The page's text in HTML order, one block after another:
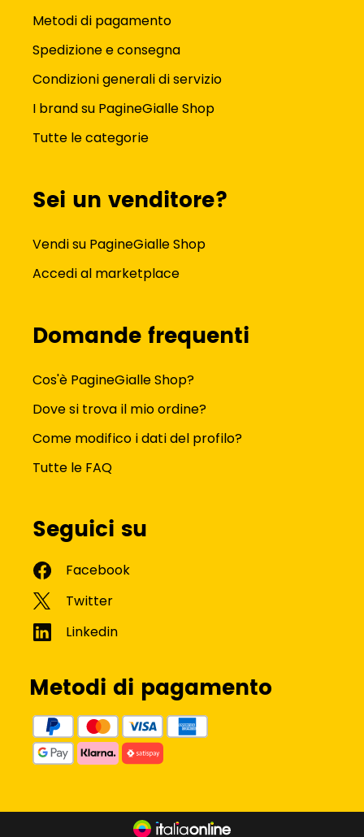
Metodi di pagamento
Spedizione e consegna
Condizioni generali di servizio
I brand su PagineGialle Shop
Tutte le categorie
Sei un venditore?
Vendi su PagineGialle Shop
Accedi al marketplace
Domande frequenti
Cos'è PagineGialle Shop?
Dove si trova il mio ordine?
Come modifico i dati del profilo?
Tutte le FAQ
Seguici su
Metodi di pagamento